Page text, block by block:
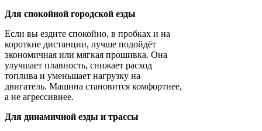
Для спокойной городской езды
Если вы ездите спокойно, в пробках и на
короткие дистанции, лучше подойдёт
экономичная или мягкая прошивка. Она
улучшает плавность, снижает расход
топлива и уменьшает нагрузку на
двигатель. Машина становится комфортнее,
а не агрессивнее.
Для динамичной езды и трассы